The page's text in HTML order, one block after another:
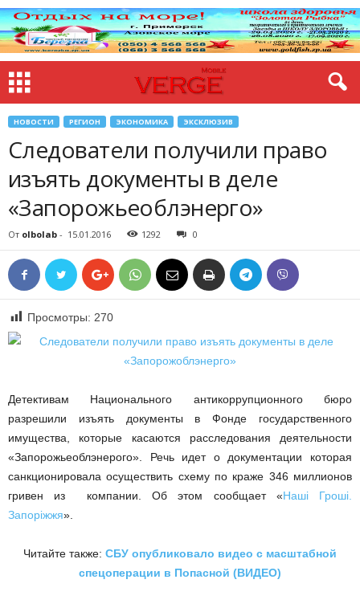
НОВОСТИ РЕГИОН ЭКОНОМИКА ЭКСКЛЮЗИВ
Следователи получили право
изъять документы в деле
«Запорожьеоблэнерго»
От olbolab - 15.01.2016 1292 0
Просмотры: 270
Детективам Национального антикоррупционного бюро
разрешили изъять документы в Фонде государственного
имущества, которые касаются расследования деятельности
«Запорожьеоблэнерого». Речь идет о документации которая
санкционировала осуществить схему по краже 346 миллионов
гривен из компании. Об этом сообщает «Наші Гроші.
Запоріжжя».
Читайте также: СБУ опубликовало видео с масштабной
спецоперации в Попасной (ВИДЕО)